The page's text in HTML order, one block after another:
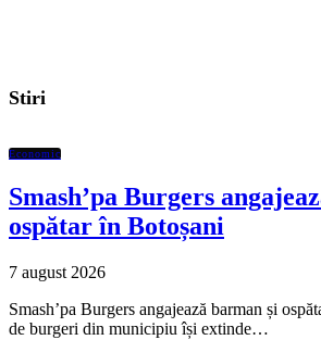
Stiri
Economic
Smash’pa Burgers
ospătar în Botoșani
7 august 2026
Smash’pa Burgers angajează barman și
de burgeri din municipiu își extinde…